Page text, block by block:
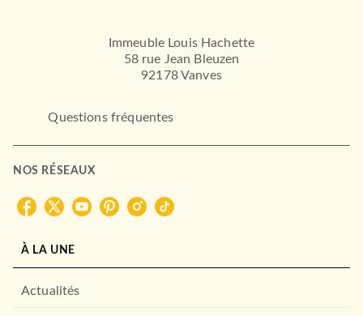
bouchers
Louise Erdrich
LE LIVRE DE POCHE
Immeuble Louis Hachette
58 rue Jean Bleuzen
92178 Vanves
Questions fréquentes
NOS RÉSEAUX
À LA UNE
Actualités